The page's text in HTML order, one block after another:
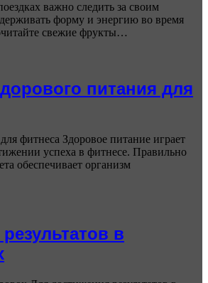
важно следить за своим
форму и энергию во время
свежие фрукты…
питания для
фитнеса Здоровое питание играет
успеха в фитнесе. Правильно
обеспечивает организм
в